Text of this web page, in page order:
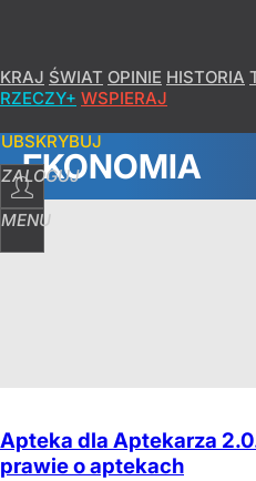
KRAJ ŚWIAT OPINIE HISTORIA
RZECZY+ WSPIERAJ
ZALOGUJ
MENU
EKONOMIA
Apteka dla Aptekarza
prawie o aptekach